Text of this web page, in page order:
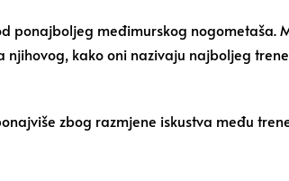
ponajboljeg međimurskog nogometaša.
njihovog, kako oni nazivaju najboljeg
zbog razmjene iskustva među